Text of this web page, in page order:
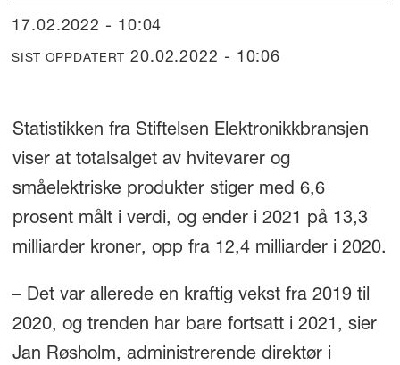
17.02.2022 - 10:04
SIST OPPDATERT 20.02.2022 - 10:06
Statistikken fra Stiftelsen Elektronikkbransjen
viser at totalsalget av hvitevarer og
småelektriske produkter stiger med 6,6
prosent målt i verdi, og ender i 2021 på 13,3
milliarder kroner, opp fra 12,4 milliarder i 2020.
– Det var allerede en kraftig vekst fra 2019 til
2020, og trenden har bare fortsatt i 2021, sier
Jan Røsholm, administrerende direktør i